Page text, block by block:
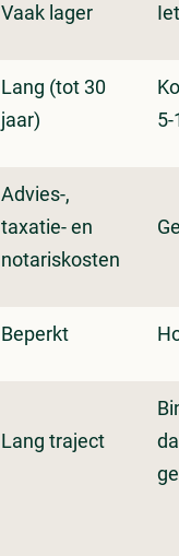
Vaak lager
Lang (tot 30
jaar)
5-
Advies-,
taxatie- en
notariskosten
Beperkt
Lang traject